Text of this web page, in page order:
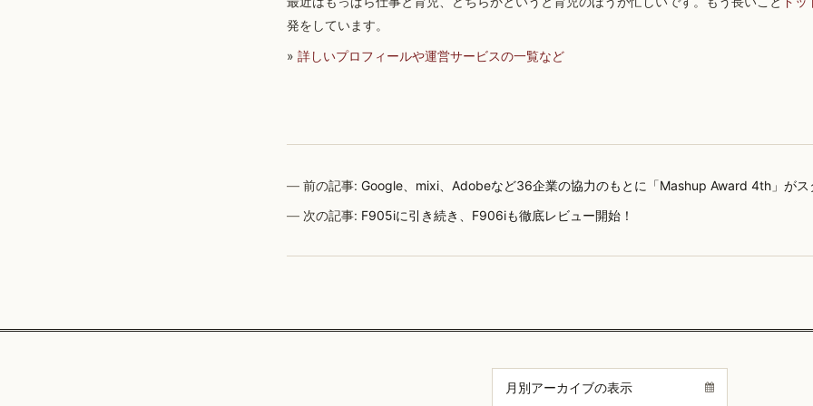
発をしています。
» 詳しいプロフィールや運営サービスの一覧など
前の記事:Google、mixi、Adobeなど36企業の協力のもとに「Mashup Award 4th」がス
次の記事: F905iに引き続き、F906iも徹底レビュー開始！